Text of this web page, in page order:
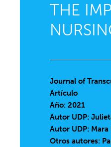
THE
Journal of
Artículo
Año: 2021
Autor UDP:
Autor UDP: Mara
Otros autores: